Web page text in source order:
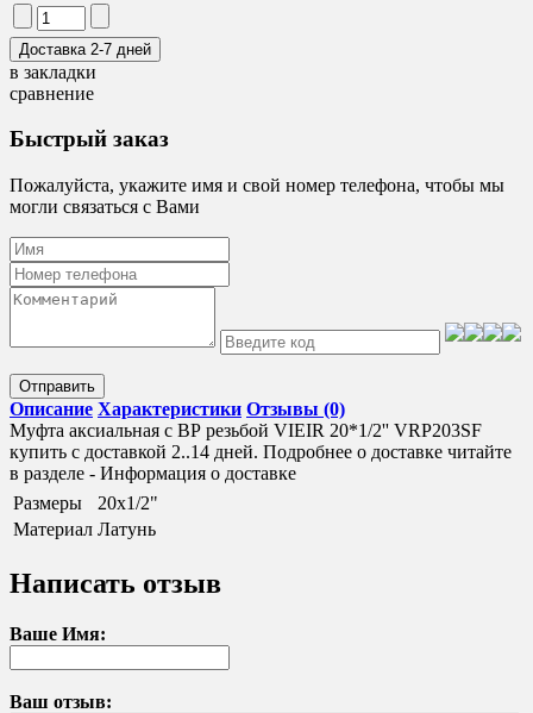
в закладки
сравнение
Быстрый заказ
Пожалуйста, укажите имя и свой номер телефона, чтобы мы
могли связаться с Вами
Отправить
Описание Характеристики Отзывы (0)
Муфта аксиальная с ВР резьбой VIEIR 20*1/2'' VRP203SF
купить с доставкой 2..14 дней. Подробнее о доставке читайте
в разделе - Информация о доставке
Размеры
20х1/2"
Материал Латунь
Написать отзыв
Ваше Имя:
Ваш отзыв: